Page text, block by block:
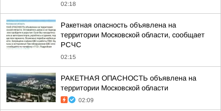
02:18
Ракетная опасность объявлена на
территории Московской области, сообщает
РСЧС
02:15
РАКЕТНАЯ ОПАСНОСТЬ объявлена на
территории Московской области
02:09